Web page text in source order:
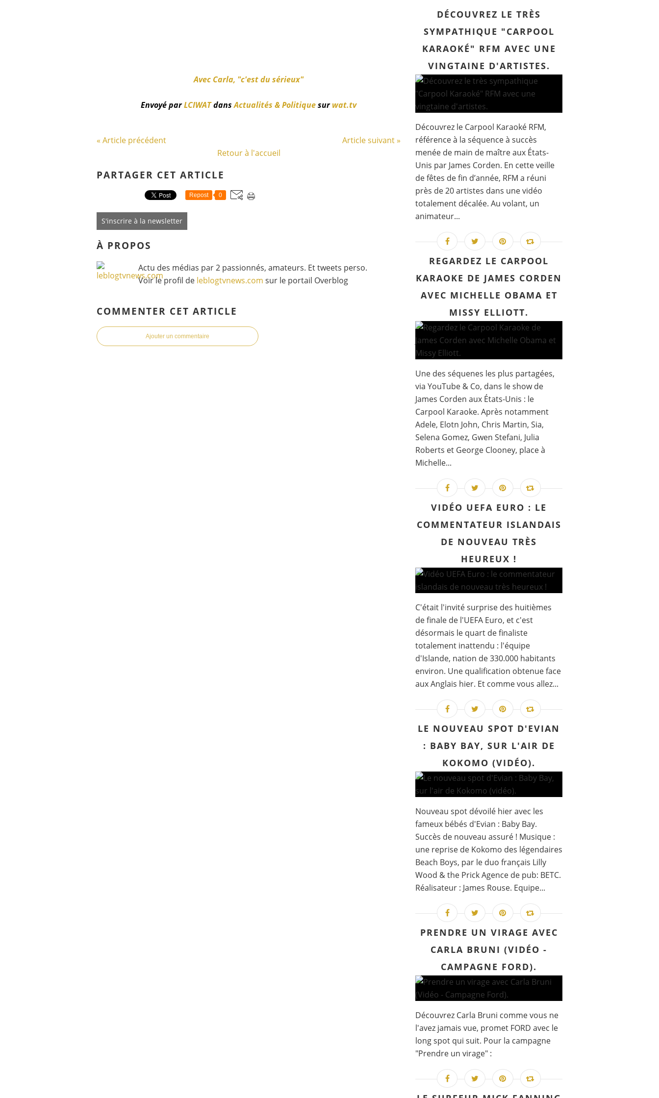
Avec Carla, "c'est du sérieux"
Envoyé parLCIWATdansActualités & Politiquesurwat.tv
« Article précédent
Article suivant »
Retour à l'accueil
PARTAGER CET ARTICLE
Repost 0
S'inscrire à la newsletter
À PROPOS
Actu des médias par 2 passionnés, amateurs. Et tweets perso.
Voir le profil de leblogtvnews.com sur le portail Overblog
COMMENTER CET ARTICLE
Ajouter un commentaire
DÉCOUVREZ LE TRÈS
SYMPATHIQUE "CARPOOL
KARAOKÉ" RFM AVEC UNE
VINGTAINE D'ARTISTES.
Découvrez le Carpool Karaoké RFM,
référence à la séquence à succès
menée de main de maître aux États-
Unis par James Corden. En cette veille
de fêtes de fin d’année, RFM a réuni
près de 20 artistes dans une vidéo
totalement décalée. Au volant, un
animateur...
REGARDEZ LE CARPOOL
KARAOKE DE JAMES CORDEN
AVEC MICHELLE OBAMA ET
MISSY ELLIOTT.
Une des séquenes les plus partagées,
via YouTube & Co, dans le show de
James Corden aux États-Unis : le
Carpool Karaoke. Après notamment
Adele, Elotn John, Chris Martin, Sia,
Selena Gomez, Gwen Stefani, Julia
Roberts et George Clooney, place à
Michelle...
VIDÉO UEFA EURO : LE
COMMENTATEUR ISLANDAIS
DE NOUVEAU TRÈS
HEUREUX !
C'était l'invité surprise des huitièmes
de finale de l'UEFA Euro, et c'est
désormais le quart de finaliste
totalement inattendu : l'équipe
d'Islande, nation de 330.000 habitants
environ. Une qualification obtenue face
aux Anglais hier. Et comme vous allez...
LE NOUVEAU SPOT D'EVIAN
: BABY BAY, SUR L'AIR DE
KOKOMO (VIDÉO).
Nouveau spot dévoilé hier avec les
fameux bébés d'Evian : Baby Bay.
Succès de nouveau assuré ! Musique :
une reprise de Kokomo des légendaires
Beach Boys, par le duo français Lilly
Wood & the Prick Agence de pub: BETC.
Réalisateur : James Rouse. Equipe...
PRENDRE UN VIRAGE AVEC
CARLA BRUNI (VIDÉO -
CAMPAGNE FORD).
Découvrez Carla Bruni comme vous ne
l'avez jamais vue, promet FORD avec le
long spot qui suit. Pour la campagne
"Prendre un virage" :